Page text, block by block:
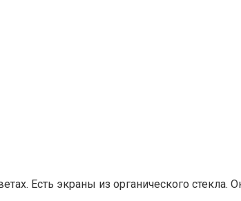
Есть экраны из органического стекла.